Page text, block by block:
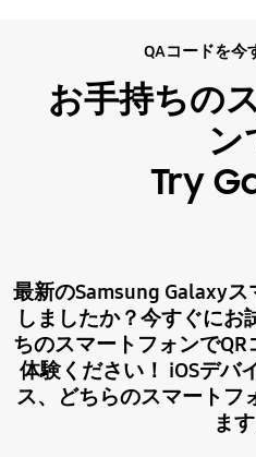
QAコードを今
お手持ちの
ン
Try
最新のSamsung Galaxy
しましたか？今すぐにお
ちのスマートフォンで
体験ください！ iOSデバ
ス、どちらのスマートフ
ます